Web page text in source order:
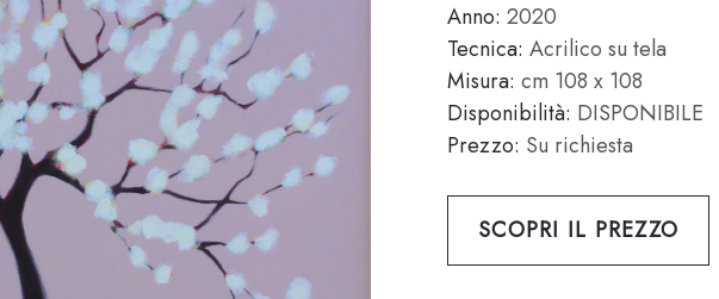
Anno: 2020
Tecnica: Acrilico su tela
Misura: cm 108 x 108
Disponibilità: DISPONIBILE
Prezzo: Su richiesta
SCOPRI IL PREZZO